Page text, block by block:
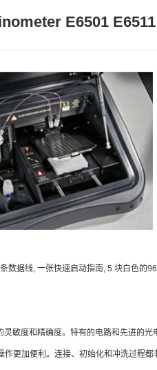
E6501
数据线, 一张快速启动指南, 5 块白色的
敏度和精确度。特有的电路和先进的光
更加便利。连接、初始化和冲洗过程